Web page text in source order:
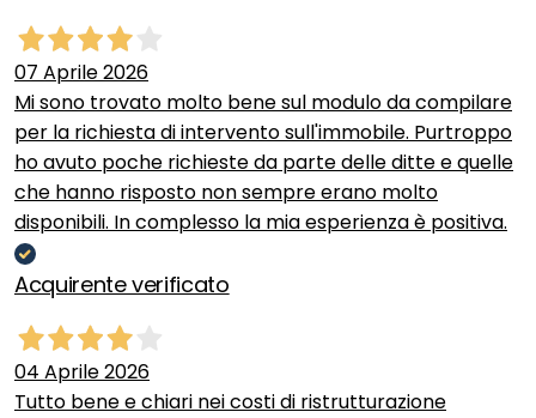
07 Aprile 2026
Mi sono trovato molto bene sul modulo da compilare
per la richiesta di intervento sull'immobile. Purtroppo
ho avuto poche richieste da parte delle ditte e quelle
che hanno risposto non sempre erano molto
disponibili. In complesso la mia esperienza è positiva.
Acquirente verificato
04 Aprile 2026
Tutto bene e chiari nei costi di ristrutturazione